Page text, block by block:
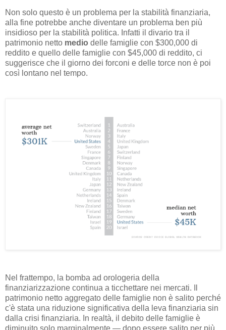
Non solo questo è un problema per la stabilità finanziaria,
alla fine potrebbe anche diventare un problema ben più
insidioso per la stabilità politica. Infatti il divario tra il
patrimonio netto medio delle famiglie con $300,000 di
reddito e quello delle famiglie con $45,000 di reddito, ci
suggerisce che il giorno dei forconi e delle torce non è poi
così lontano nel tempo.
Nel frattempo, la bomba ad orologeria della
finanziarizzazione continua a ticchettare nei mercati. Il
patrimonio netto aggregato delle famiglie non è salito perché
c'è stata una riduzione significativa della leva finanziaria sin
dalla crisi finanziaria. In realtà, il debito delle famiglie è
diminuito solo marginalmente — dopo essere salito per più